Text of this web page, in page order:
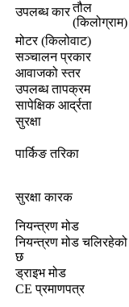
उपलब्ध कारतौल
(किलोग्राम)
मोटर (किलोवाट)
सञ्चालन प्रकार
आवाजको स्तर
उपलब्ध तापक्रम
सापेक्षिक आर्द्रता
सुरक्षा
पार्किङ तरिका
सुरक्षा कारक
नियन्त्रण मोड
नियन्त्रण मोड चलिरहेको
छ
ड्राइभ मोड
CE प्रमाणपत्र